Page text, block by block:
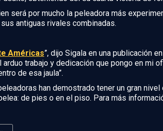
será por mucho la peleadora más
antiguas rivales combinadas.
Américas”, dijo Sigala en una publicación
trabajo y dedicación que pongo en mi
de esa jaula”.
han demostrado tener un gran
de pies o en el piso. Para más